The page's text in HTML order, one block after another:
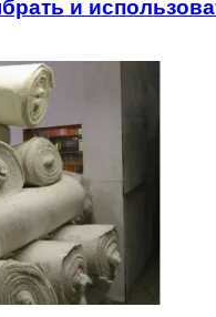
и